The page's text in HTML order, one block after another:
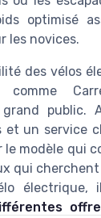
optimisé
les novices.
des vélos
comme
public.
et un service
le modèle qui
qui
électrique,